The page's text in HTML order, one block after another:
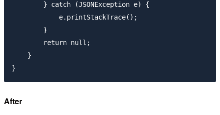
        } catch (JSONException e) {
            e.printStackTrace();
        }
        return null;
    }
After